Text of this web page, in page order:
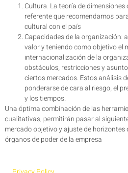
Cultura. La teoría de
referente que recomendamos
cultural con el país
Capacidades de la organización:
valor y teniendo como objetivo el
internacionalización de la
obstáculos, restricciones y
ciertos mercados. Estos análisis
ponderarse de cara al riesgo, el
y los tiempos.
Una óptima combinación de las
cualitativas, permitirán pasar al
mercado objetivo y ajuste de
órganos de poder de la empresa